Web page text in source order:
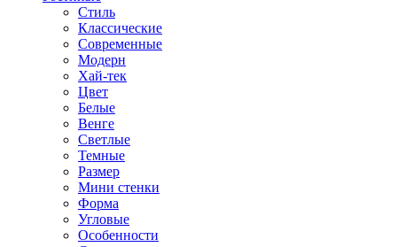
Стиль
Классические
Современные
Модерн
Хай-тек
Цвет
Белые
Венге
Светлые
Темные
Размер
Мини стенки
Форма
Угловые
Особенности